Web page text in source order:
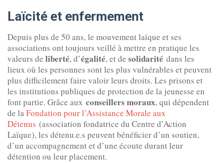
Laïcité et enfermement
Depuis plus de 50 ans, le mouvement laïque et ses
associations ont toujours veillé à mettre en pratique les
valeurs de liberté, d’égalité, et de solidarité dans les
lieux où les personnes sont les plus vulnérables et peuvent
plus difficilement faire valoir leurs droits. Les prisons et
les institutions publiques de protection de la jeunesse en
font partie. Grâce aux conseillers moraux, qui dépendent
de laFondation pour l’Assistance Morale aux
Détenus (association fondatrice du Centre d’Action
Laïque), les détenu.e.s peuvent bénéficier d’un soutien,
d’un accompagnement et d’une écoute durant leur
détention ou leur placement.